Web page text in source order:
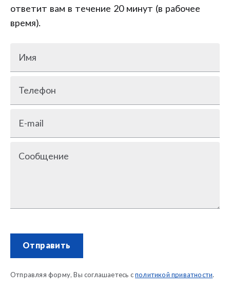
ответит вам в течение 20 минут (в рабочее
время).
Имя
Телефон
E-mail
Сообщение
Отправить
Отправляя форму, Вы соглашаетесь с политикой приватности.